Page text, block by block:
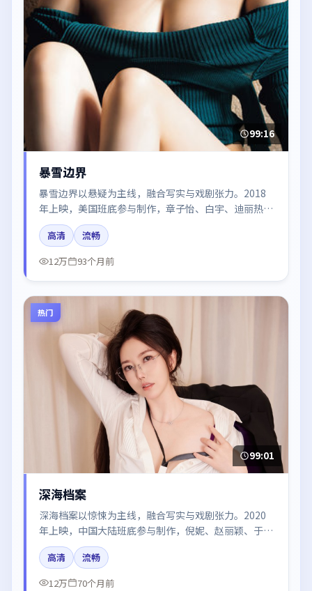
99:16
暴雪边界
暴雪边界以悬疑为主线，融合写实与戏剧张力。2018
年上映，美国班底参与制作，章子怡、白宇、迪丽热
巴、易烊千玺、张译在片中呈现细腻表演，影像风格统
一，配乐与剪辑强化了情绪曲线。
高清
流畅
12万
93个月前
热门
99:01
深海档案
深海档案以惊悚为主线，融合写实与戏剧张力。2020
年上映，中国大陆班底参与制作，倪妮、赵丽颖、于和
伟、白宇、梁朝伟在片中呈现细腻表演，影像风格统
一，配乐与剪辑强化了情绪曲线。
高清
流畅
12万
70个月前